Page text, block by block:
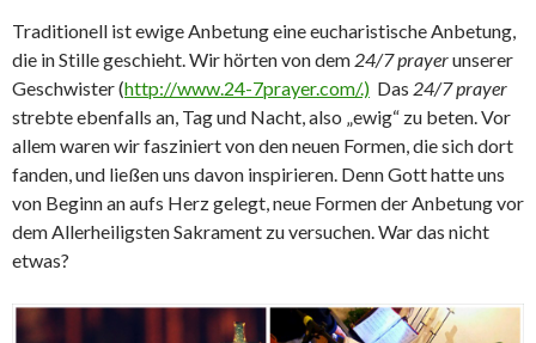
Traditionell ist ewige Anbetung eine eucharistische Anbetung,
die in Stille geschieht. Wir hörten von dem 24/7 prayerunserer
Geschwister (http://www.24-7prayer.com/.) Das 24/7 prayer
strebte ebenfalls an, Tag und Nacht, also „ewig“ zu beten. Vor
allem waren wir fasziniert von den neuen Formen, die sich dort
fanden, und ließen uns davon inspirieren. Denn Gott hatte uns
von Beginn an aufs Herz gelegt, neue Formen der Anbetung vor
dem Allerheiligsten Sakrament zu versuchen. War das nicht
etwas?